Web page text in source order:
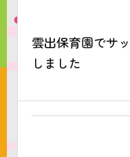
雲出保育園でサ
しました